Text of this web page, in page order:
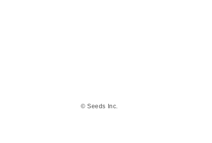
© Seeds Inc.